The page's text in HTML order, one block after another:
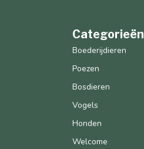
Categorieën
Boederijdieren
Poezen
Bosdieren
Vogels
Honden
Welcome